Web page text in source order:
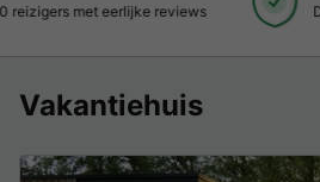
Duidelijke prijzen, moeiteloos
Vakantiehuis